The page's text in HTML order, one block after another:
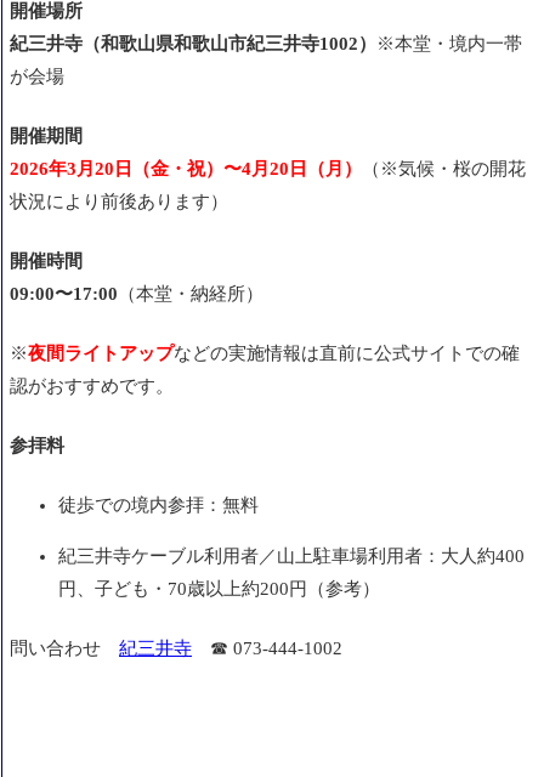
午前〜昼間の桜散策
花見のタイミングと注意点
開催場所
紀三井寺（和歌山県和歌山市紀三井寺1002）
※本堂・境内一帯
が会場
開催期間
2026年3月20日（金・祝）〜4月20日（月）
（※気候・桜の開花
状況により前後あります）
開催時間
09:00〜17:00 （本堂・納経所）
※夜間ライトアップなどの実施情報は直前に公式サイトでの確
認がおすすめです。
参拝料
徒歩での境内参拝：無料
紀三井寺ケーブル利用者／山上駐車場利用者：大人約400
円、子ども・70歳以上約200円（参考）
問い合わせ 紀三井寺 ☎ 073-444-1002